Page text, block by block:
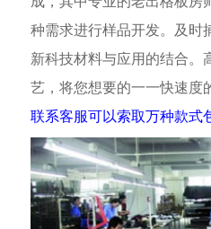
种需求进行样品开发。及时
新科技材料与应用的结合。
艺，将您想要的一一快速度
联系客服可以索取万种款式